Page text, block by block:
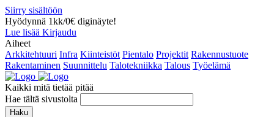
Siirry sisältöön
Hyödynnä 1kk/0€ diginäyte!
Lue lisää Kirjaudu
Aiheet
Arkkitehtuuri Infra Kiinteistöt Pientalo Projektit Rakennustuote
Rakentaminen Suunnittelu Talotekniikka Talous Työelämä
Kaikki mitä tietää pitää
Hae tältä sivustolta
Haku